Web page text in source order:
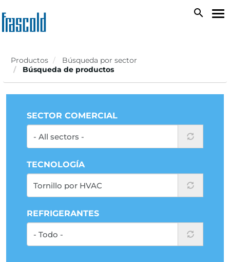
to
main
search
Productos
Búsqueda por sector
Búsqueda de productos
SECTOR COMERCIAL
TECNOLOGÍA
REFRIGERANTES